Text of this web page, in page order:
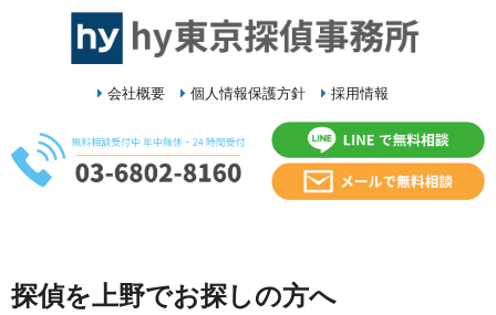
会社概要 個人情報保護方針 採用情報
探偵を上野でお探しの方へ